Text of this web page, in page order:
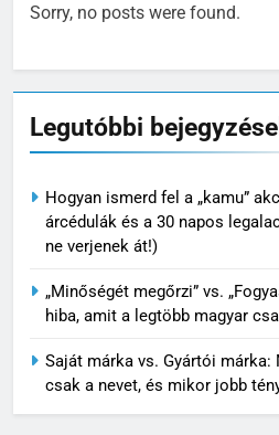
Sorry, no posts were found.
Legutóbbi
Hogyan ismerd fel a „kamu”
árcédulák és a 30 napos
ne verjenek át!)
„Minőségét megőrzi” vs.
hiba, amit a legtöbb magyar
Saját márka vs. Gyártói
csak a nevet, és mikor jobb